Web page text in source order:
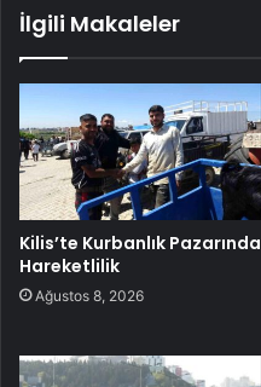
İlgili Makaleler
Kilis’te Kurbanlık Pazarında
Hareketlilik
Ağustos 8, 2026